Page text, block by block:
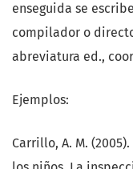
enseguida se
compilador o
abreviatura ed.,
Ejemplos:
Carrillo, A. M.